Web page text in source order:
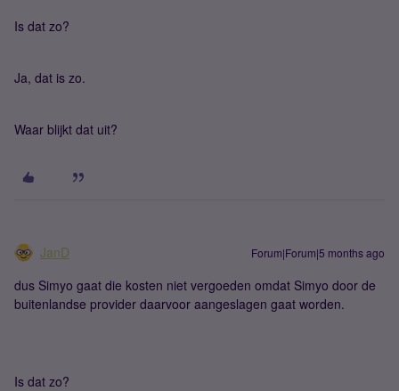
Is dat zo?
Ja, dat is zo.
Waar blijkt dat uit?
JanD Forum|Forum|5 months ago
dus Simyo gaat die kosten niet vergoeden omdat Simyo door de
buitenlandse provider daarvoor aangeslagen gaat worden.
Is dat zo?